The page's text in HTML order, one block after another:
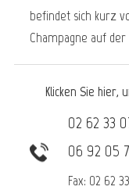
befindet sich kurz
Champagne auf
Klicken Sie hier,
02 62 33
06 92 05
Fax: 02 62